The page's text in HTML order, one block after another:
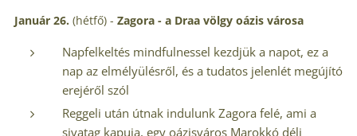
Január 26. (hétfő) - Zagora - a Draa völgy oázis városa
Napfelkeltés mindfulnessel kezdjük a napot, ez a
nap az elmélyülésről, és a tudatos jelenlét megújító
erejéről szól
Reggeli után útnak indulunk Zagora felé, ami a
sivatag kapuja, egy oázisváros Marokkó déli